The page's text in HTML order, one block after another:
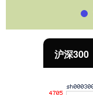
沪深300